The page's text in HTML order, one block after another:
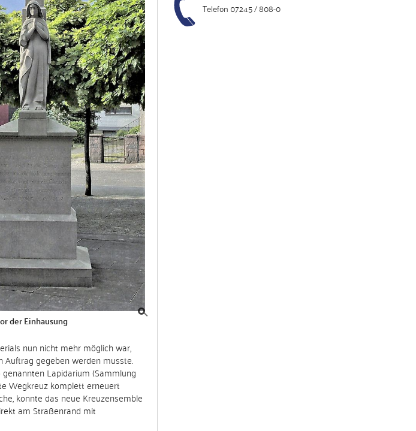
der Einhausung
nun nicht mehr möglich war,
gegeben werden musste.
Lapidarium (Sammlung
Wegkreuz komplett erneuert
konnte das neue Kreuzensemble
am Straßenrand mit
Telefon 07245 / 808-0